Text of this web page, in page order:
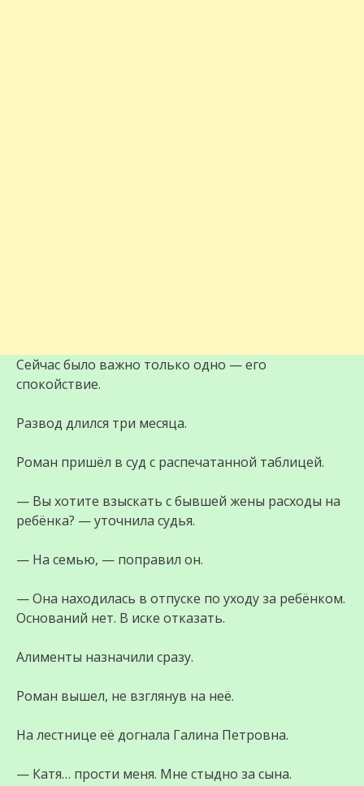
Сейчас было важно только одно — его
спокойствие.
Развод длился три месяца.
Роман пришёл в суд с распечатанной таблицей.
— Вы хотите взыскать с бывшей жены расходы на
ребёнка? — уточнила судья.
— На семью, — поправил он.
— Она находилась в отпуске по уходу за ребёнком.
Оснований нет. В иске отказать.
Алименты назначили сразу.
Роман вышел, не взглянув на неё.
На лестнице её догнала Галина Петровна.
— Катя… прости меня. Мне стыдно за сына.